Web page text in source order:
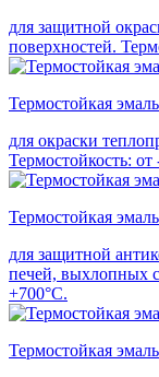
для защитной
поверхностей.
Термостойкая
для окраски
Термостойкость:
Термостойкая
для защитной
печей, выхлопных
+700°С.
Термостойкая